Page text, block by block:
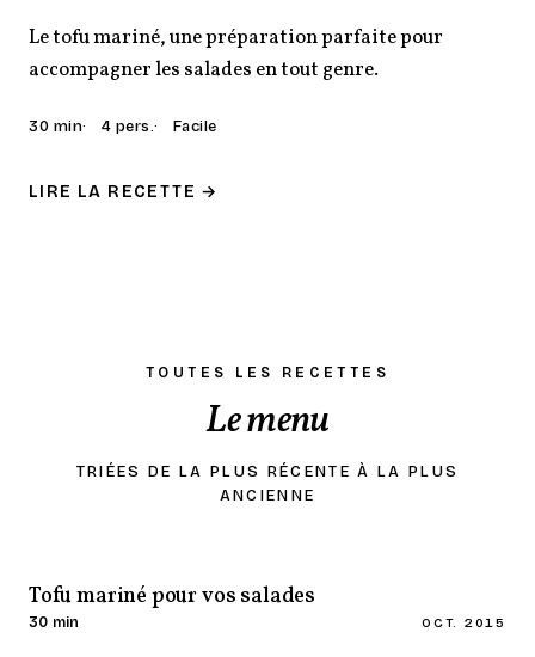
Le tofu mariné, une préparation parfaite pour
accompagner les salades en tout genre.
30 min 4 pers. Facile
LIRE LA RECETTE →
TOUTES LES RECETTES
Le menu
TRIÉES DE LA PLUS RÉCENTE À LA PLUS
ANCIENNE
Tofu mariné pour vos salades
30 min OCT. 2015